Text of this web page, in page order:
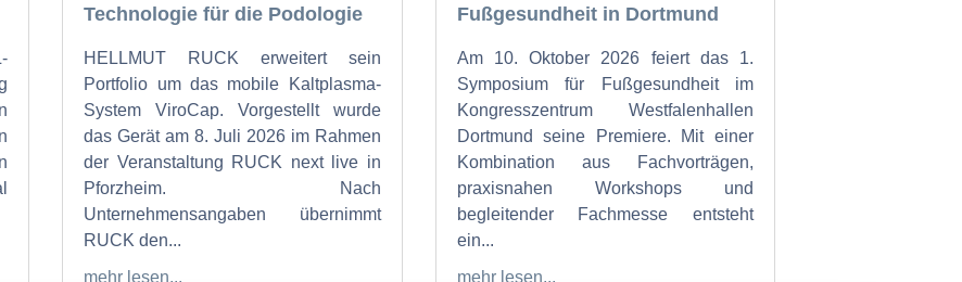
Technologie für die Podologie
HELLMUT RUCK erweitert sein
Portfolio um das mobile Kaltplasma-
System ViroCap. Vorgestellt wurde
das Gerät am 8. Juli 2026 im Rahmen
der Veranstaltung RUCK next live in
Pforzheim. Nach
Unternehmensangaben übernimmt
RUCK den...
mehr lesen...
Fußgesundheit in Dortmund
Am 10. Oktober 2026 feiert das 1.
Symposium für Fußgesundheit im
Kongresszentrum Westfalenhallen
Dortmund seine Premiere. Mit einer
Kombination aus Fachvorträgen,
praxisnahen Workshops und
begleitender Fachmesse entsteht
ein...
mehr lesen...